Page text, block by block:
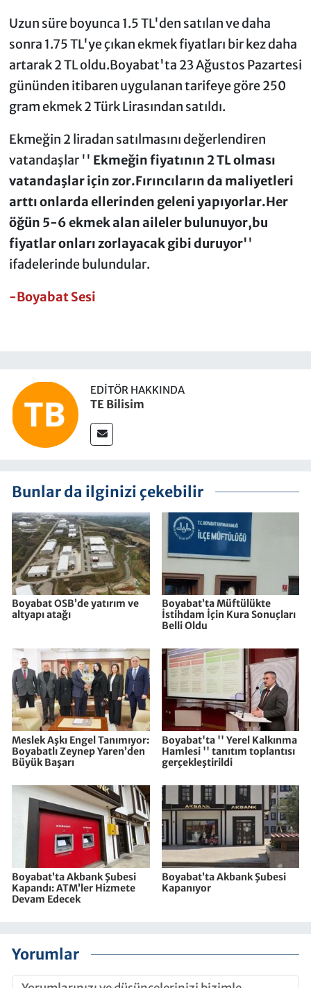
Uzun süre boyunca 1.5 TL'den satılan ve daha
sonra 1.75 TL'ye çıkan ekmek fiyatları bir kez daha
artarak 2 TL oldu.Boyabat'ta 23 Ağustos Pazartesi
gününden itibaren uygulanan tarifeye göre 250
gram ekmek 2 Türk Lirasından satıldı.
Ekmeğin 2 liradan satılmasını değerlendiren
vatandaşlar '' Ekmeğin fiyatının 2 TL olması
vatandaşlar için zor.Fırıncıların da maliyetleri
arttı onlarda ellerinden geleni yapıyorlar.Her
öğün 5-6 ekmek alan aileler bulunuyor,bu
fiyatlar onları zorlayacak gibi duruyor''
ifadelerinde bulundular.
-Boyabat Sesi
EDITÖR HAKKINDA
TE Bilisim
Bunlar da ilginizi çekebilir
Boyabat OSB’de yatırım ve
altyapı atağı
Boyabat’ta Müftülükte
İstihdam İçin Kura Sonuçları
Belli Oldu
Meslek Aşkı Engel Tanımıyor:
Boyabatlı Zeynep Yaren’den
Büyük Başarı
Boyabat'ta '' Yerel Kalkınma
Hamlesi '' tanıtım toplantısı
gerçekleştirildi
Boyabat’ta Akbank Şubesi
Kapandı: ATM’ler Hizmete
Devam Edecek
Boyabat’ta Akbank Şubesi
Kapanıyor
Yorumlar